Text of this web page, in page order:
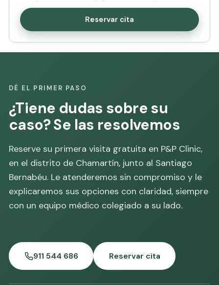
Reservar cita
DÉ EL PRIMER PASO
¿Tiene dudas sobre su
caso? Se las resolvemos
Reserve su primera visita gratuita en P&P Clinic,
en el distrito de Chamartín, junto al Santiago
Bernabéu. Le atenderemos sin compromiso y le
explicaremos sus opciones con claridad, siempre
con un equipo médico colegiado a su lado.
911 544 686 Reservar cita